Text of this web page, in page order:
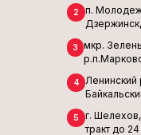
3
мкр.
2
п.
4
5
г.
тракт до